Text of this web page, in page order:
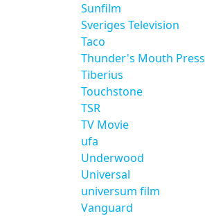
Sunfilm
Sveriges Television
Taco
Thunder's Mouth Press
Tiberius
Touchstone
TSR
TV Movie
ufa
Underwood
Universal
universum film
Vanguard